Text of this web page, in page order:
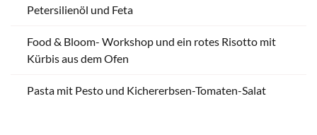
Petersilienöl und Feta
Food & Bloom- Workshop und ein rotes Risotto mit
Kürbis aus dem Ofen
Pasta mit Pesto und Kichererbsen-Tomaten-Salat